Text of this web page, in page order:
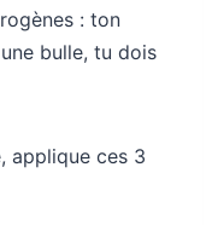
: ton
bulle, tu dois
applique ces 3